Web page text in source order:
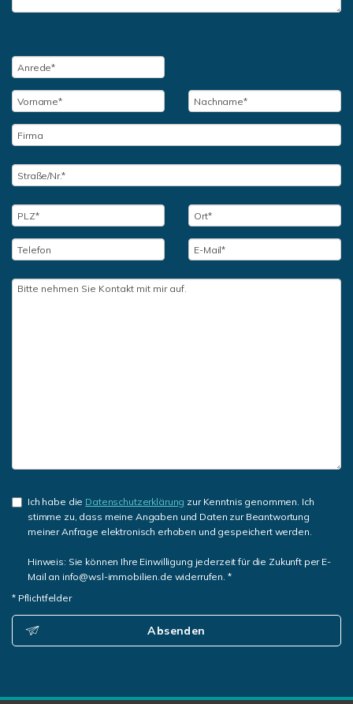
Ich habe die Datenschutzerklärung zur Kenntnis genommen. Ich
stimme zu, dass meine Angaben und Daten zur Beantwortung
meiner Anfrage elektronisch erhoben und gespeichert werden.
Hinweis: Sie können Ihre Einwilligung jederzeit für die Zukunft per E-
Mail an info@wsl-immobilien.de widerrufen. *
* Pflichtfelder
Absenden